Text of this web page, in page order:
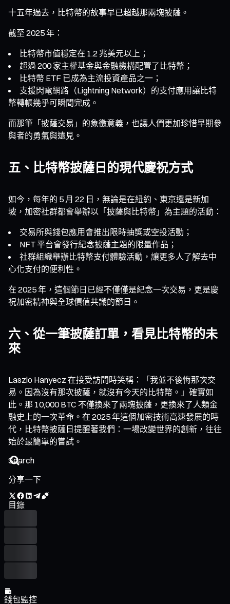
十五年過去，比特幣的故事早已超越那兩塊披薩。
截至 2025 年：
比特幣市值穩定在 1.2 兆美元以上；
超過 200 家主權基金與金融機構配置了比特幣；
比特幣 ETF 已成為主流投資產品之一；
支援閃電網路（Lightning Network）的支付應用讓比特
幣轉帳幾乎可瞬間完成。
而那筆「披薩交易」的象徵意義，也讓人們更加珍惜早期參
與者的勇氣與遠見。
五、比特幣披薩日的現代慶祝方式
如今，每年的 5 月 22 日，無論是在紐約、東京還是新加
坡，加密社群都會舉辦以「披薩與比特幣」為主題的活動：
交易所與錢包應用會推出限時抽獎或空投活動；
NFT 平台會發行紀念披薩主題的限量作品；
社群組織舉辦比特幣支付體驗活動，讓更多人了解去中
心化支付的便利性。
在 2025 年，這個節日已經不僅僅是紀念一次交易，更是慶
祝加密精神與全球價值共識的節日。
六、從一筆披薩訂單，看見比特幣的未
來
Laszlo Hanyecz 在接受訪問時笑稱：「我並不後悔那次交
易。因為沒有那次披薩，就沒有今天的比特幣。」確實如
此。那 10,000 BTC 不僅換來了兩塊披薩，更換來了人類金
融史上的一次革命。在 2025 年這個加密技術高速發展的時
代，比特幣披薩日提醒著我們：一場改變世界的創新，往往
始於最簡單的嘗試。
分享一下
目錄
錢包監控